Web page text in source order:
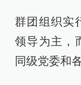
群团组织实
领导为主，
同级党委和